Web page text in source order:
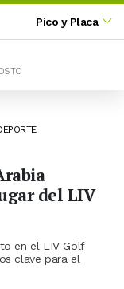
Pico y Placa
del LIV
en el LIV Golf
clave para el